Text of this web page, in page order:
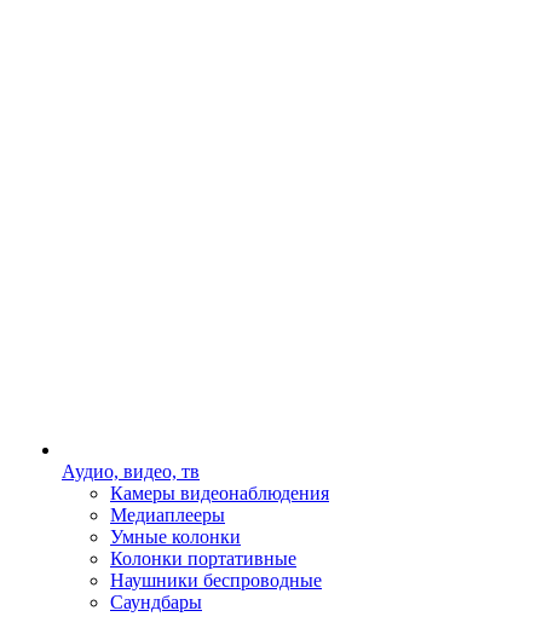
Аудио, видео, тв
Камеры видеонаблюдения
Медиаплееры
Умные колонки
Колонки портативные
Наушники беспроводные
Саундбары